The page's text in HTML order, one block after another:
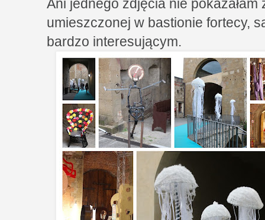
Ani jednego zdjęcia nie
umieszczonej w bastionie fortecy,
bardzo interesującym.